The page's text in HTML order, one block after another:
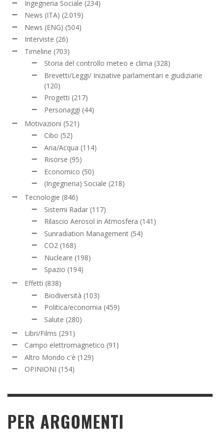
Ingegneria Sociale (234)
News (ITA) (2.019)
News (ENG) (504)
Interviste (26)
Timeline (703)
Storia del controllo meteo e clima (328)
Brevetti/Leggi/ Iniziative parlamentari e giudiziarie
(120)
Progetti (217)
Personaggi (44)
Motivazioni (521)
Cibo (52)
Aria/Acqua (114)
Risorse (95)
Economico (50)
(Ingegneria) Sociale (218)
Tecnologie (846)
Sistemi Radar (117)
Rilascio Aerosol in Atmosfera (141)
Sunradiation Management (54)
CO2 (168)
Nucleare (198)
Spazio (194)
Effetti (838)
Biodiversità (103)
Politica/economia (459)
Salute (280)
Libri/Films (291)
Campo elettromagnetico (91)
Altro Mondo c'è (129)
OPINIONI (154)
PER ARGOMENTI